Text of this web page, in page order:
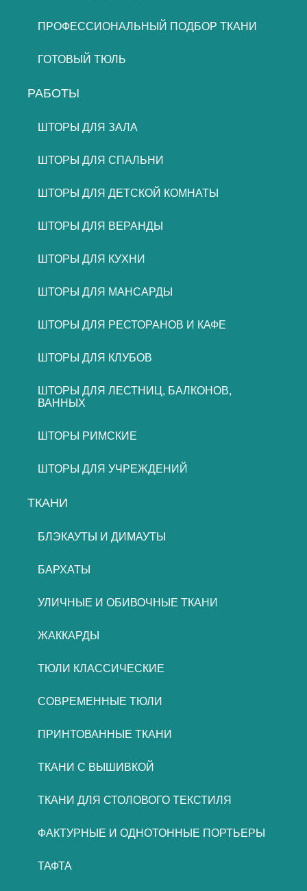
ПРОФЕССИОНАЛЬНЫЙ ПОДБОР ТКАНИ
ГОТОВЫЙ ТЮЛЬ
РАБОТЫ
ШТОРЫ ДЛЯ ЗАЛА
ШТОРЫ ДЛЯ СПАЛЬНИ
ШТОРЫ ДЛЯ ДЕТСКОЙ КОМНАТЫ
ШТОРЫ ДЛЯ ВЕРАНДЫ
ШТОРЫ ДЛЯ КУХНИ
ШТОРЫ ДЛЯ МАНСАРДЫ
ШТОРЫ ДЛЯ РЕСТОРАНОВ И КАФЕ
ШТОРЫ ДЛЯ КЛУБОВ
ШТОРЫ ДЛЯ ЛЕСТНИЦ, БАЛКОНОВ,
ВАННЫХ
ШТОРЫ РИМСКИЕ
ШТОРЫ ДЛЯ УЧРЕЖДЕНИЙ
ТКАНИ
БЛЭКАУТЫ И ДИМАУТЫ
БАРХАТЫ
УЛИЧНЫЕ И ОБИВОЧНЫЕ ТКАНИ
ЖАККАРДЫ
ТЮЛИ КЛАССИЧЕСКИЕ
СОВРЕМЕННЫЕ ТЮЛИ
ПРИНТОВАННЫЕ ТКАНИ
ТКАНИ С ВЫШИВКОЙ
ТКАНИ ДЛЯ СТОЛОВОГО ТЕКСТИЛЯ
ФАКТУРНЫЕ И ОДНОТОННЫЕ ПОРТЬЕРЫ
ТАФТА